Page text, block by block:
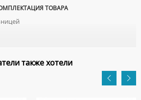
ТОВАРА
также хотели